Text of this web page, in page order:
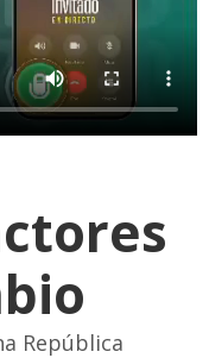
República